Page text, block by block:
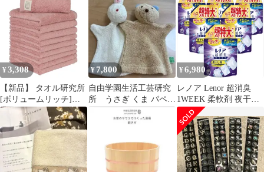
久性 ビッグフェイスタ
オル 綿100% #005
550GSM タオル研究所
JapanTechnology
ムとの違い
¥ 3,308
【新品】 タオル研究所
[ボリュームリッチ]
#003 ハンドタオル ミス
ティーピンク 10枚セッ
ト ホテル仕様 厚手 ふ
かふか ボリューム 高速
吸水 耐久性 綿100%
480GSM
¥7,800
自由学園生活工芸研究
所 うさぎ くま パペッ
ト 2点セット
¥ 6,980
レノア Lenor 超消臭
1WEEK 柔軟剤 夜干し
用 アクアナイトシャボ
ン 詰め替え 2,060mL 6
個セット IIDAYSオリ
ジナル